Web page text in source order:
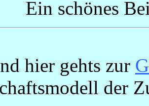
Ein schönes
hier gehts zur
der